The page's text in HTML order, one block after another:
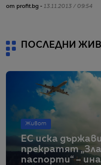
от profit.bg - 13.11.2013 / 09:54
ПОСЛЕДНИ
Живот
ЕС иска
прекратят
паспорти“ –